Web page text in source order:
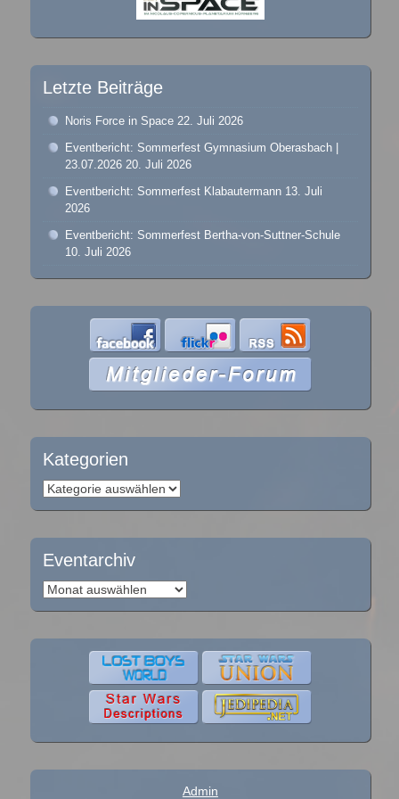
Letzte Beiträge
Noris Force in Space 22. Juli 2026
Eventbericht: Sommerfest Gymnasium Oberasbach |
23.07.2026 20. Juli 2026
Eventbericht: Sommerfest Klabautermann 13. Juli
2026
Eventbericht: Sommerfest Bertha-von-Suttner-Schule
10. Juli 2026
Kategorien
Kategorien
Eventarchiv
Eventarchiv
Admin